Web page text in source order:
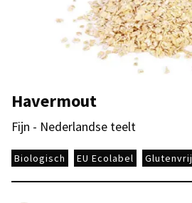
Havermout
Fijn - Nederlandse teelt
Biologisch EU Ecolabel Glutenvrij